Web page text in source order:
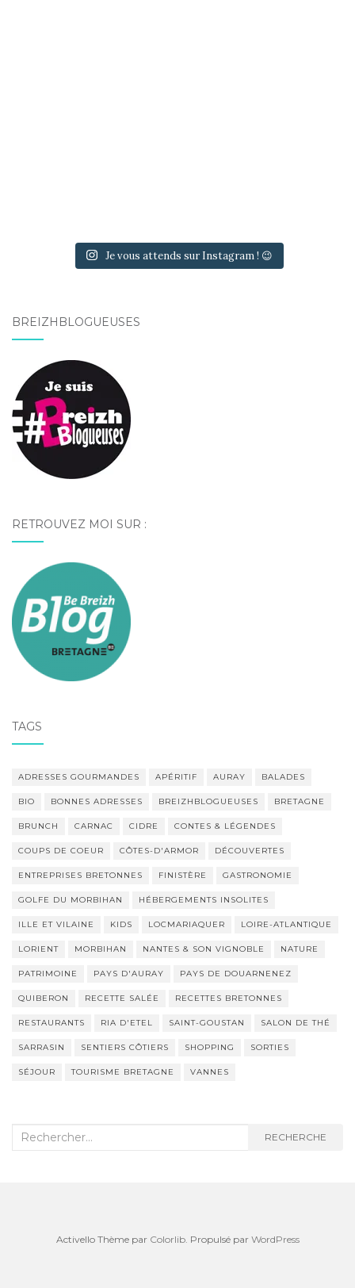
Je vous attends sur Instagram ! 😉
BREIZHBLOGUEUSES
RETROUVEZ MOI SUR :
TAGS
ADRESSES GOURMANDES APÉRITIF AURAY BALADES
BIO BONNES ADRESSES BREIZHBLOGUEUSES BRETAGNE
BRUNCH CARNAC CIDRE CONTES & LÉGENDES
COUPS DE COEUR CÔTES-D'ARMOR DÉCOUVERTES
ENTREPRISES BRETONNES FINISTÈRE GASTRONOMIE
GOLFE DU MORBIHAN HÉBERGEMENTS INSOLITES
ILLE ET VILAINE KIDS LOCMARIAQUER LOIRE-ATLANTIQUE
LORIENT MORBIHAN NANTES & SON VIGNOBLE NATURE
PATRIMOINE PAYS D'AURAY PAYS DE DOUARNENEZ
QUIBERON RECETTE SALÉE RECETTES BRETONNES
RESTAURANTS RIA D'ETEL SAINT-GOUSTAN SALON DE THÉ
SARRASIN SENTIERS CÔTIERS SHOPPING SORTIES
SÉJOUR TOURISME BRETAGNE VANNES
Recherche
RECHERCHE
Activello Thème par Colorlib. Propulsé par WordPress